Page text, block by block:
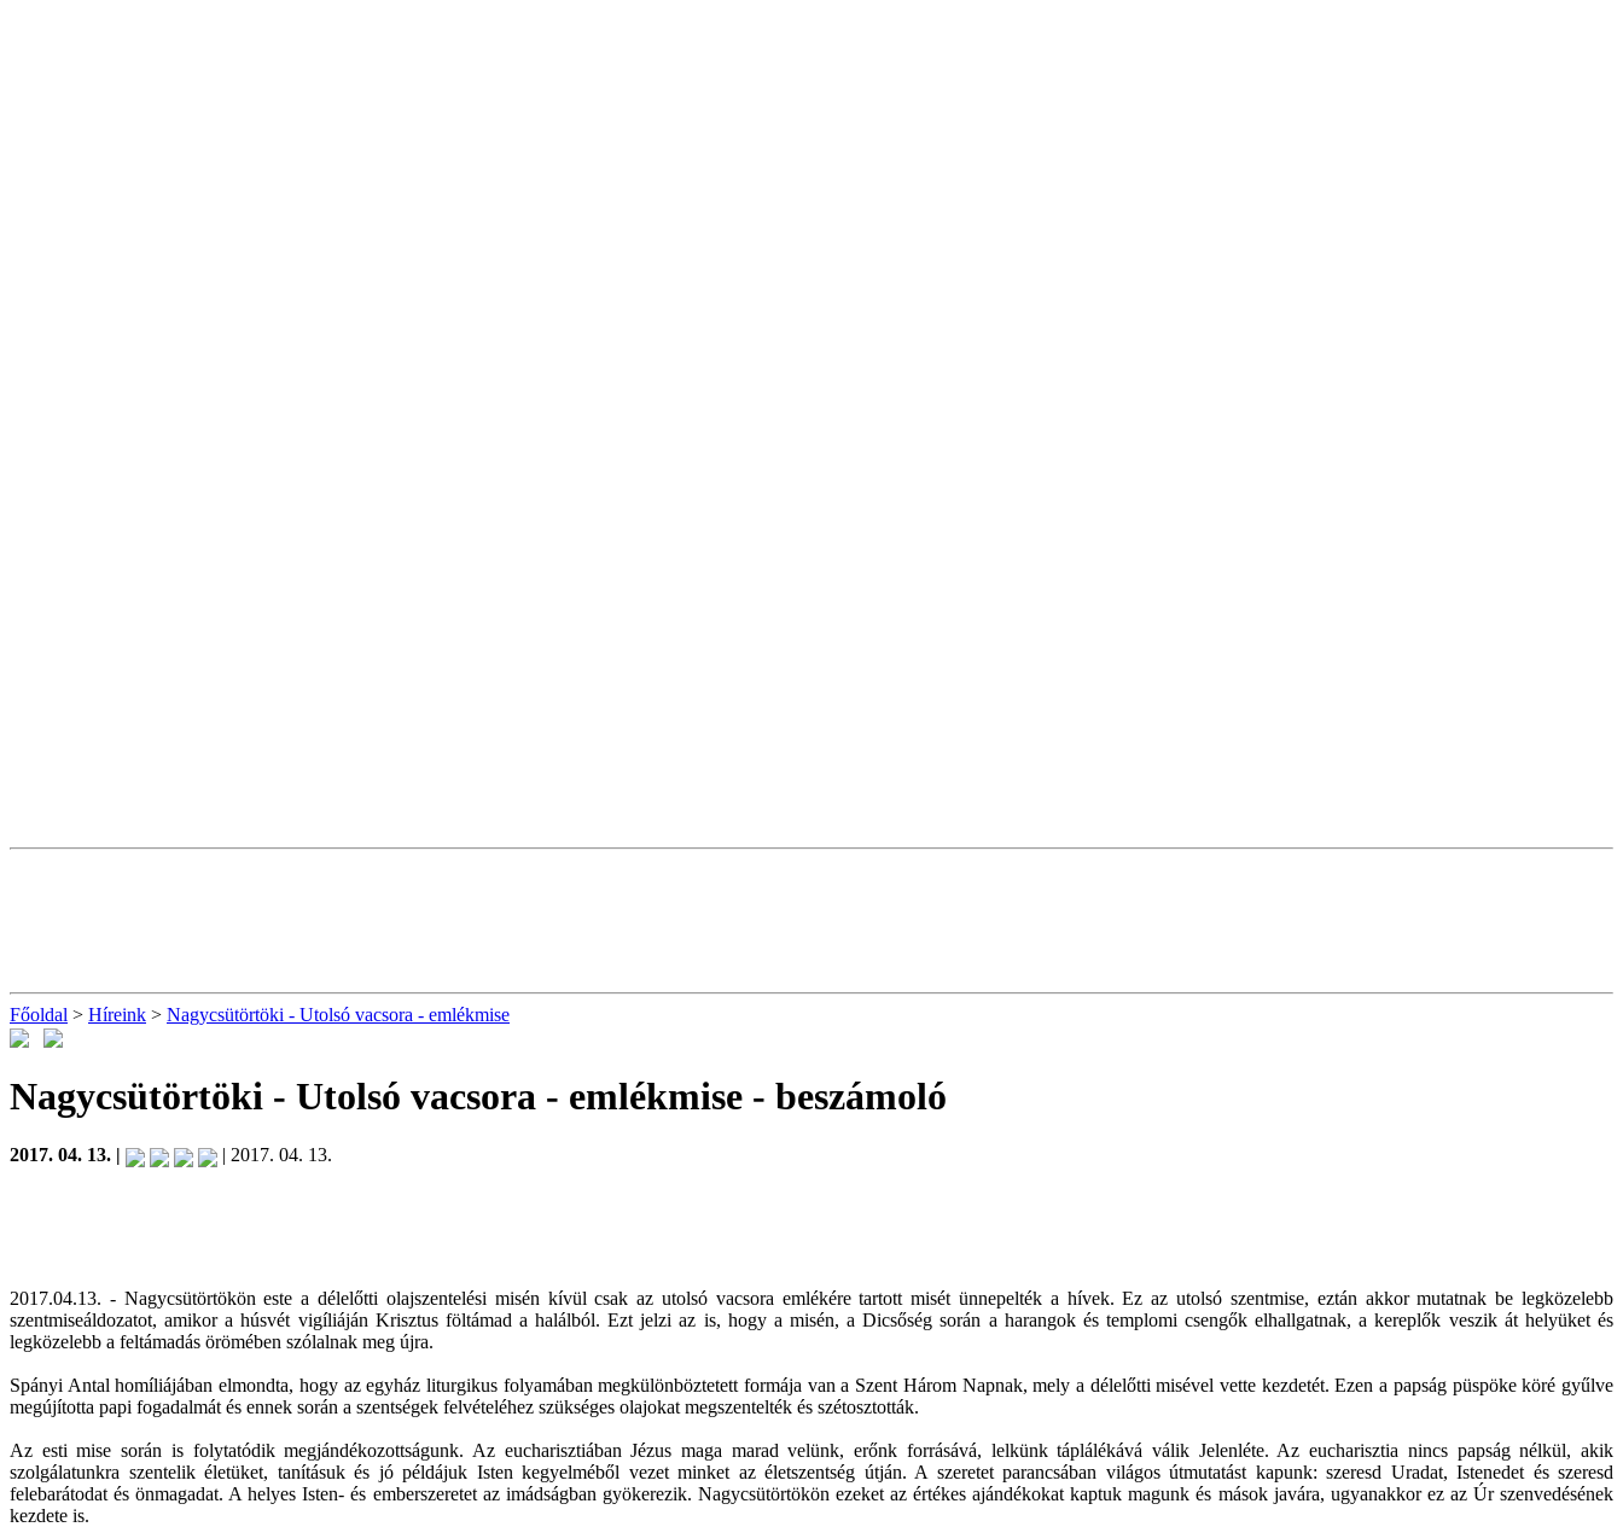
Főoldal > Híreink > Nagycsütörtöki - Utolsó vacsora - emlékmise
Nagycsütörtöki - Utolsó vacsora - emlékmise - beszámoló
2017. 04. 13. | | 2017. 04. 13.
2017.04.13. - Nagycsütörtökön este a délelőtti olajszentelési misén kívül csak az utolsó vacsora emlékére tartott misét ünnepelték a hívek. Ez az utolsó szentmise, eztán akkor mutatnak be legközelebb
szentmiseáldozatot, amikor a húsvét vigíliáján Krisztus föltámad a halálból. Ezt jelzi az is, hogy a misén, a Dicsőség során a harangok és templomi csengők elhallgatnak, a kereplők veszik át helyüket és
legközelebb a feltámadás örömében szólalnak meg újra.
Spányi Antal homíliájában elmondta, hogy az egyház liturgikus folyamában megkülönböztetett formája van a Szent Három Napnak, mely a délelőtti misével vette kezdetét. Ezen a papság püspöke köré gyűlve
megújította papi fogadalmát és ennek során a szentségek felvételéhez szükséges olajokat megszentelték és szétosztották.
Az esti mise során is folytatódik megjándékozottságunk. Az eucharisztiában Jézus maga marad velünk, erőnk forrásává, lelkünk táplálékává válik Jelenléte. Az eucharisztia nincs papság nélkül, akik
szolgálatunkra szentelik életüket, tanításuk és jó példájuk Isten kegyelméből vezet minket az életszentség útján. A szeretet parancsában világos útmutatást kapunk: szeresd Uradat, Istenedet és szeresd
felebarátodat és önmagadat. A helyes Isten- és emberszeretet az imádságban gyökerezik. Nagycsütörtökön ezeket az értékes ajándékokat kaptuk magunk és mások javára, ugyanakkor ez az Úr szenvedésének
kezdete is.